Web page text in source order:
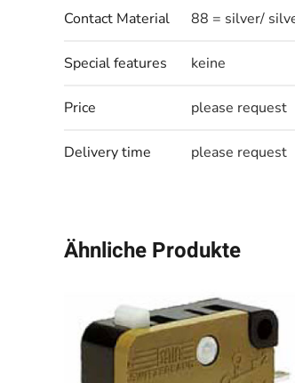
Contact Material 88 = silver/
Special features keine
Price please request
Delivery time please request
Ähnliche Produkte